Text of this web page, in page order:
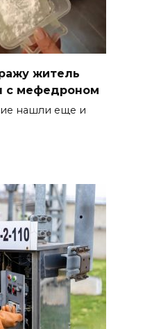
житель
с мефедроном
нашли еще и